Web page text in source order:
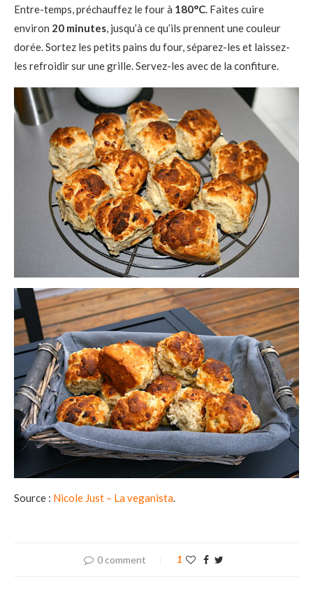
Entre-temps, préchauffez le four à 180°C. Faites cuire
environ 20 minutes, jusqu’à ce qu’ils prennent une couleur
dorée. Sortez les petits pains du four, séparez-les et laissez-
les refroidir sur une grille. Servez-les avec de la confiture.
Source : Nicole Just – La veganista.
0 comment 1